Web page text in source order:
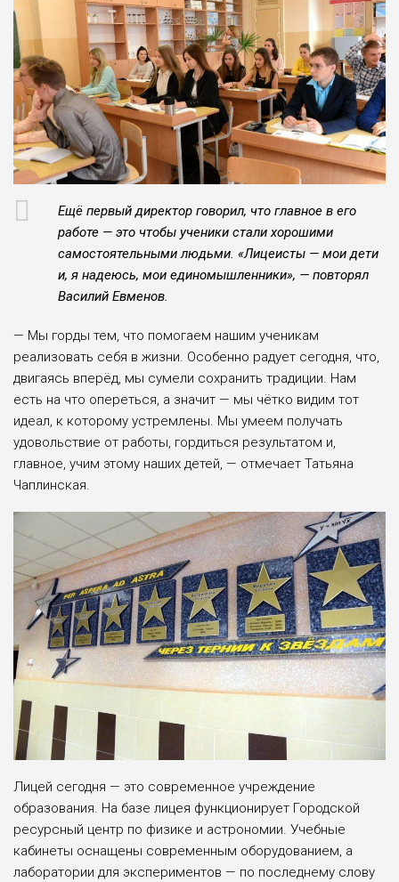
Ещё первый директор говорил, что глав­ное в его
работе — это чтобы ученики ста­ли хорошими
самостоятельными людьми. «Лицеисты — мои дети
и, я надеюсь, мои единомышленники», — повторял
Василий Евменов.
— Мы горды тем, что помогаем нашим ученикам
реализовать себя в жизни. Особен­но радует сегодня, что,
двигаясь вперёд, мы сумели сохранить традиции. Нам
есть на что опереться, а значит — мы чётко видим тот
идеал, к которому устремлены. Мы умеем получать
удовольствие от работы, гордить­ся результатом и,
главное, учим этому наших детей, — отмечает Татьяна
Чаплинская.
Лицей сегодня — это современное учреж­дение
образования. На базе лицея функцио­нирует Городской
ресурсный центр по физи­ке и астрономии. Учебные
кабинеты осна­щены современным оборудованием, а
лабо­ратории для экспериментов — по последне­му слову